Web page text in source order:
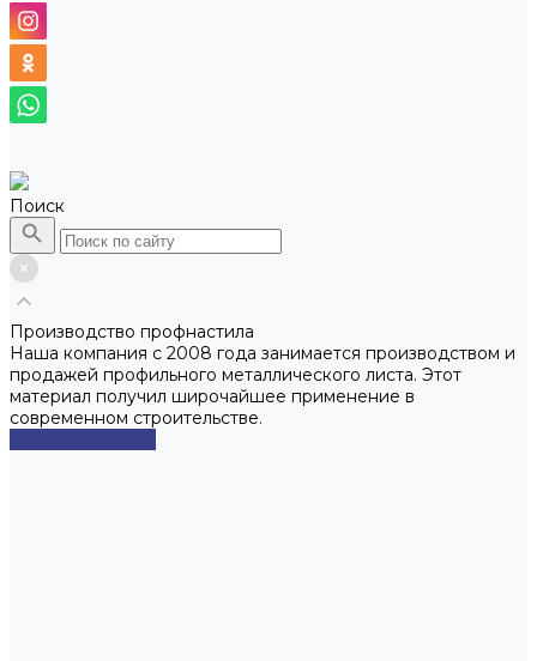
Поиск
Производство профнастила
Наша компания с 2008 года занимается производством и
продажей профильного металлического листа. Этот
материал получил широчайшее применение в
современном строительстве.